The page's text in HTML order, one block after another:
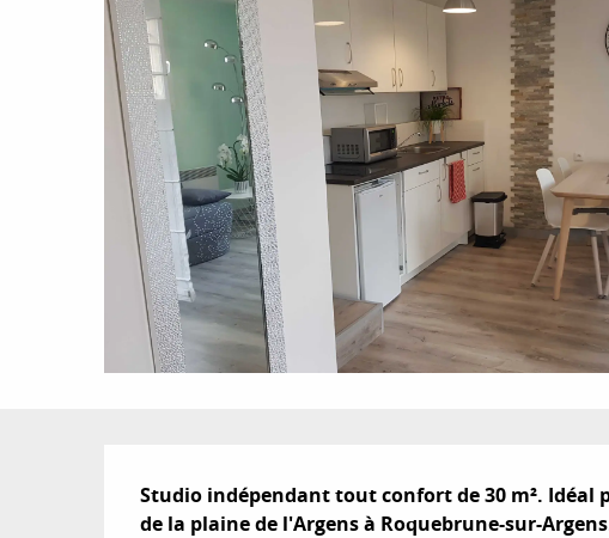
Description
Studio indépendant tout confort de 30 m².
de la plaine de l'Argens à Roquebrune-sur-